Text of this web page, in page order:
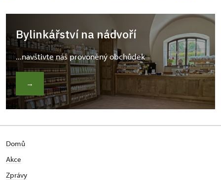
Bylinkářství na nádvoří
...navštivte náš provoněný obchůdek
→
Domů
Akce
Zprávy